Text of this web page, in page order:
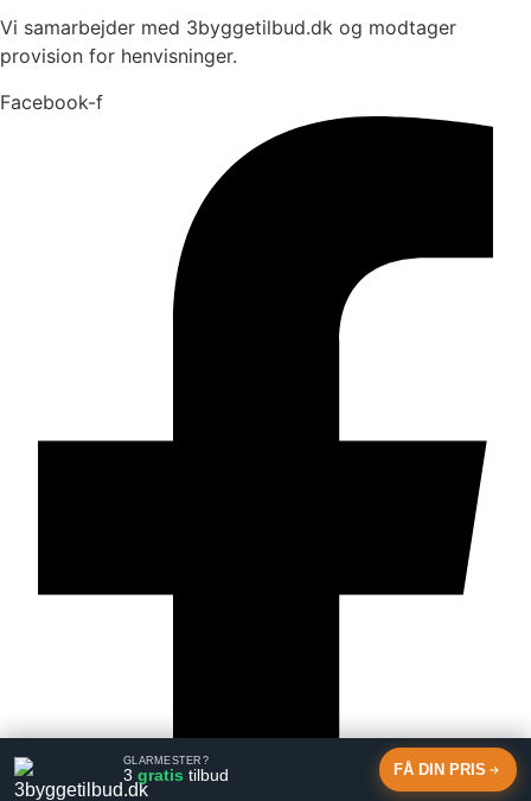
GLARMESTER?
3 gratis tilbud FÅ DIN PRIS
Vi samarbejder med 3byggetilbud.dk og modtager
provision for henvisninger.
Facebook-f